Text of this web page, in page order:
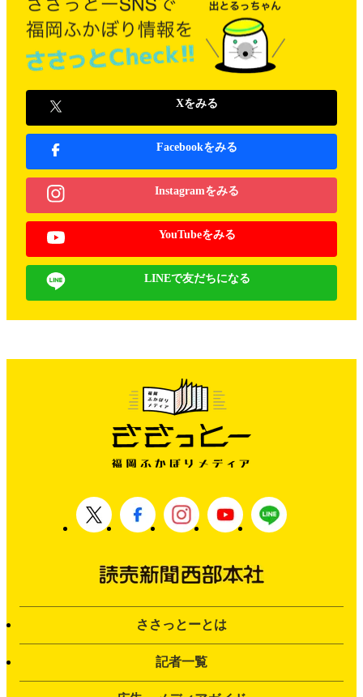
Xをみる
Facebookをみる
Instagramをみる
YouTubeをみる
LINEで友だちになる
ささっとーとは
記者一覧